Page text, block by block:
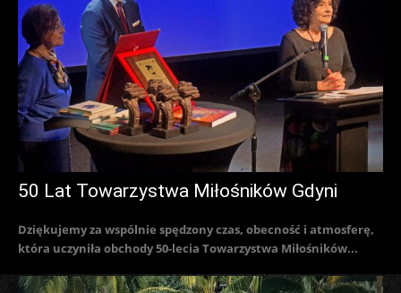
50 Lat Towarzystwa Miłośników Gdyni
Dziękujemy za wspólnie spędzony czas, obecność i atmosferę,
która uczyniła obchody 50-lecia Towarzystwa Miłośników...